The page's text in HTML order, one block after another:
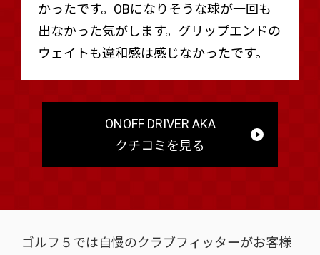
かったです。OBになりそうな球が一回も
出なかった気がします。グリップエンドの
ウェイトも違和感は感じなかったです。
ONOFF DRIVER AKA
クチコミを見る
ゴルフ５では自慢のクラブフィッターがお客様